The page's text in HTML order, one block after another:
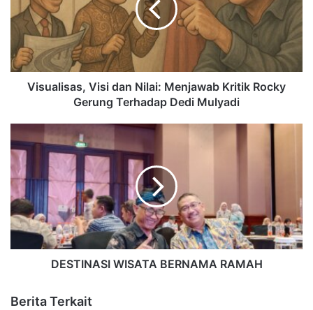
Visualisas, Visi dan Nilai: Menjawab Kritik Rocky
Gerung Terhadap Dedi Mulyadi
DESTINASI WISATA BERNAMA RAMAH
Berita Terkait